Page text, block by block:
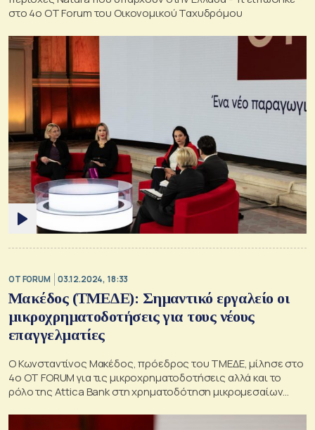
στο 4ο ΟΤ Forum του Οικονομικού Ταχυδρόμου
OT FORUM 03.12.2024, 18:33
Μακέδος (ΤΜΕΔΕ): Σημαντικό εργαλείο οι
μικροχρηματοδοτήσεις για τους νέους
επαγγελματίες
Ο Κωνσταντίνος Μακέδος, πρόεδρος του ΤΜΕΔΕ, μίλησε στο
4ο ΟΤ FORUM για τις μικροχρηματοδοτήσεις αλλά και το
ρόλο της Attica Bank στη χρηματοδότηση μικρομεσαίων